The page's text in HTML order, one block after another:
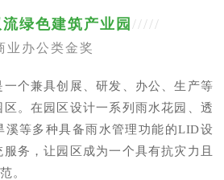
绿色建筑产业园 /////
业办公类金奖
个兼具创展、研发、办公、生产等
。在园区设计一系列雨水花园、透
溪等多种具备雨水管理功能的LID设
务，让园区成为一个具有抗灾力且
。